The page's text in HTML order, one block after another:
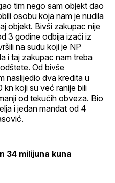
tim nego sam objekt dao
osobu koja nam je nudila
objekt. Bivši zakupac nije
3 godine odbija izaći iz
na sudu koji je NP
i taj zakupac nam treba
Od bivše
naslijedio dva kredita u
koji su već ranije bili
od tekućih obveza. Bio
i jedan mandat od 4
34 milijuna kuna